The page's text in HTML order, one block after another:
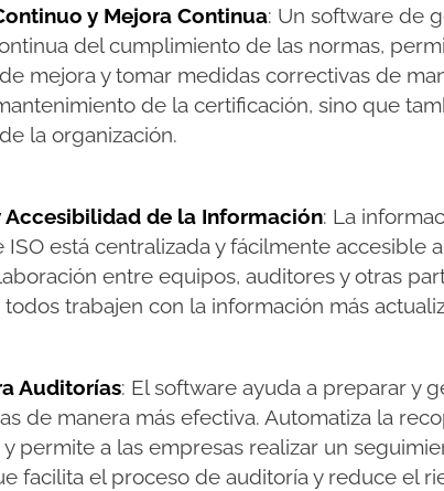
y Mejora Continua: Un software de
del cumplimiento de las normas,
mejora y tomar medidas correctivas de
de la certificación, sino que
la organización​.
Accesibilidad de la Información: La
está centralizada y fácilmente accesible
entre equipos, auditores y otras
trabajen con la información más
Auditorías: El software ayuda a preparar y
de manera más efectiva. Automatiza la
permite a las empresas realizar un
facilita el proceso de auditoría y reduce el